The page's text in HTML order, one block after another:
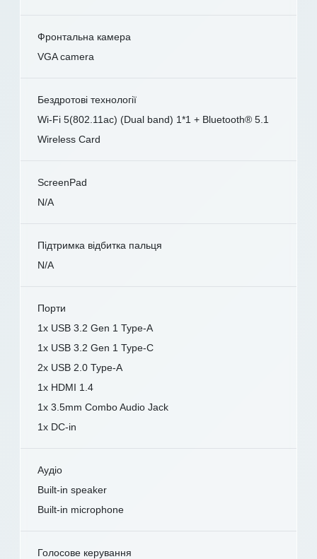
Фронтальна камера
VGA camera
Бездротові технології
Wi-Fi 5(802.11ac) (Dual band) 1*1 + Bluetooth® 5.1
Wireless Card
ScreenPad
N/A
Підтримка відбитка пальця
N/A
Порти
1x USB 3.2 Gen 1 Type-A
1x USB 3.2 Gen 1 Type-C
2x USB 2.0 Type-A
1x HDMI 1.4
1x 3.5mm Combo Audio Jack
1x DC-in
Аудіо
Built-in speaker
Built-in microphone
Голосове керування